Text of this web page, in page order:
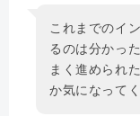
これまでのイ
るのは分かっ
まく進められ
か気になってく